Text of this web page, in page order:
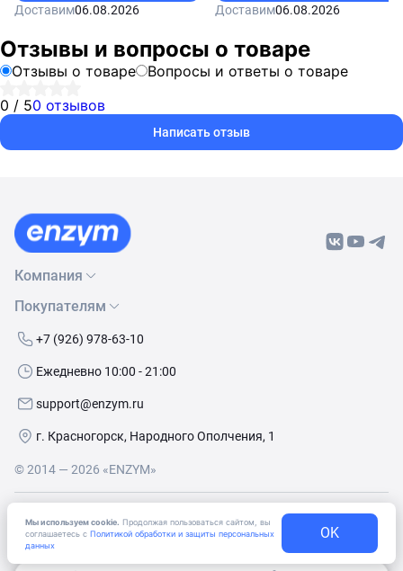
Мы используем cookie. Продолжая пользоваться сайтом, вы
соглашаетесь с Политикой обработки и защиты персональных
данных
OK
Доставим06.08.2026
Доставим06.08.2026
Отзывы и вопросы о товаре
Отзывы о товаре
Вопросы и ответы о товаре
0 / 50 отзывов
Написать отзыв
Компания
О нас
Бренды
Контакты
Покупателям
Как сделать заказ
Условия доставки
+7 (926) 978-63-10
Ежедневно 10:00 - 21:00
support@enzym.ru
г. Красногорск, Народного Ополчения, 1
© 2014 — 2026 «ENZYM»
Согласие
на получение рекламно-информационных
материалов